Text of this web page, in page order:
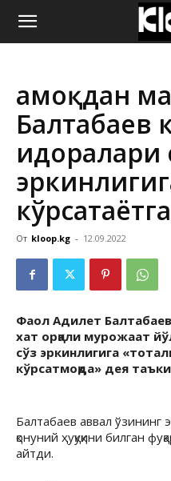
ҚИРҒИЗИСТОН
ЯНГИЛИКЛАРИ
Қамоқдан
Балтабаев
идоралари
От kloop.kg - 12.09.2022
Фаол Адилет
хат орқали мурожаат
сўз эркинлигига
кўрсатмоқда» дея
Балтабаев аввал ўзининг
қонуний ҳуқуқини билган
айтди.